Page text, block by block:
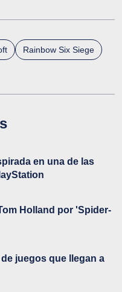
Rainbow Six Siege
en una de las
Holland por 'Spider-
juegos que llegan a